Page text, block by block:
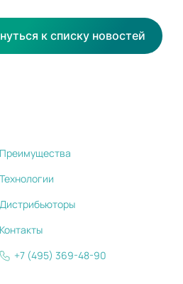
к списку новостей
Преимущества
Технологии
Дистрибьюторы
Контакты
+7 (495) 369-48-90